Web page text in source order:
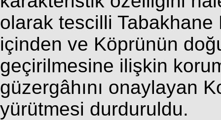
olarak tescilli Tabakhane
içinden ve Köprünün
geçirilmesine ilişkin
güzergâhını onaylayan
yürütmesi durduruldu.